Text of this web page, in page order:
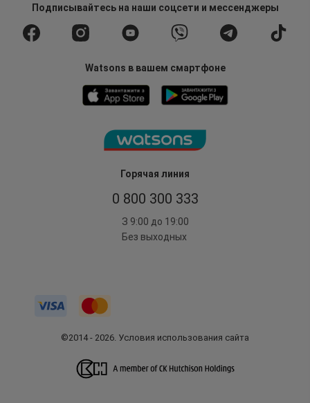
Горячая линия
0 800 300 333
З 9:00 до 19:00
Без выходных
Подписывайтесьна наши соцсети и мессенджеры
Watsons в вашем смартфоне
©2014 - 2026. Условия использования сайта